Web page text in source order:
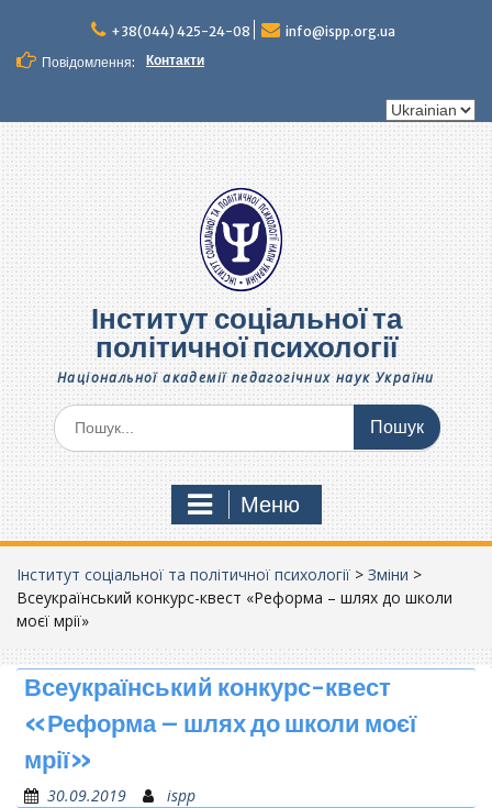
вмісту
+38(044) 425-24-08
info@ispp.org.ua
Повідомлення:
Контакти
Вибрати
Інститут соціальної та
політичної психології
Національної академії педагогічних наук України
Шукати:
Меню
Інститут соціальної та політичної психології > Зміни >
Всеукраїнський конкурс-квест «Реформа – шлях до школи
моєї мрії»
Всеукраїнський конкурс-квест
«Реформа – шлях до школи моєї
мрії»
30.09.2019 ispp